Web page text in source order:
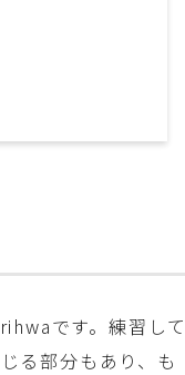
です。練習して
る部分もあり、も